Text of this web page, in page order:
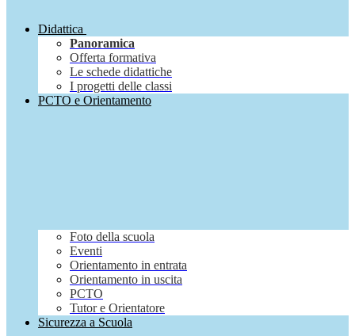
Didattica
Panoramica
Offerta formativa
Le schede didattiche
I progetti delle classi
PCTO e Orientamento
Foto della scuola
Eventi
Orientamento in entrata
Orientamento in uscita
PCTO
Tutor e Orientatore
Sicurezza a Scuola